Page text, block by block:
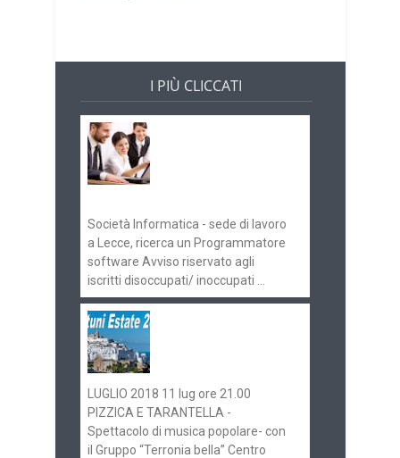
I PIÙ CLICCATI
Società Informatica - sede di lavoro
a Lecce, ricerca un Programmatore
software Avviso riservato agli
iscritti disoccupati/ inoccupati ...
LUGLIO 2018 11 lug ore 21.00
PIZZICA E TARANTELLA -
Spettacolo di musica popolare- con
il Gruppo “Terronia bella” Centro